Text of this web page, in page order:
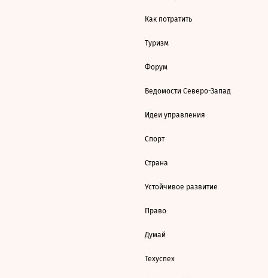
Как потратить
Туризм
Форум
Ведомости Северо-Запад
Идеи управления
Спорт
Страна
Устойчивое развитие
Право
Думай
Техуспех